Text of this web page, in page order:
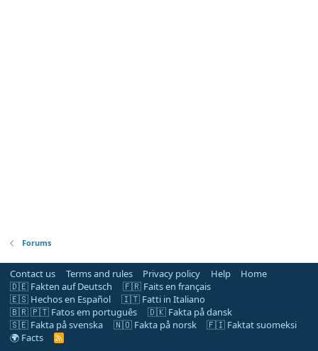
Forums
Contact us Terms and rules Privacy policy Help
Home
🇩🇪 Fakten auf Deutsch
🇫🇷 Faits en français
🇪🇸 Hechos en Español
🇮🇹 Fatti in Italiano
🇧🇷 🇵🇹 Fatos em português
🇩🇰 Fakta på dansk
🇸🇪 Fakta på svenska
🇳🇴 Fakta på norsk
🇫🇮 Faktat suomeksi
🌍 Facts
R